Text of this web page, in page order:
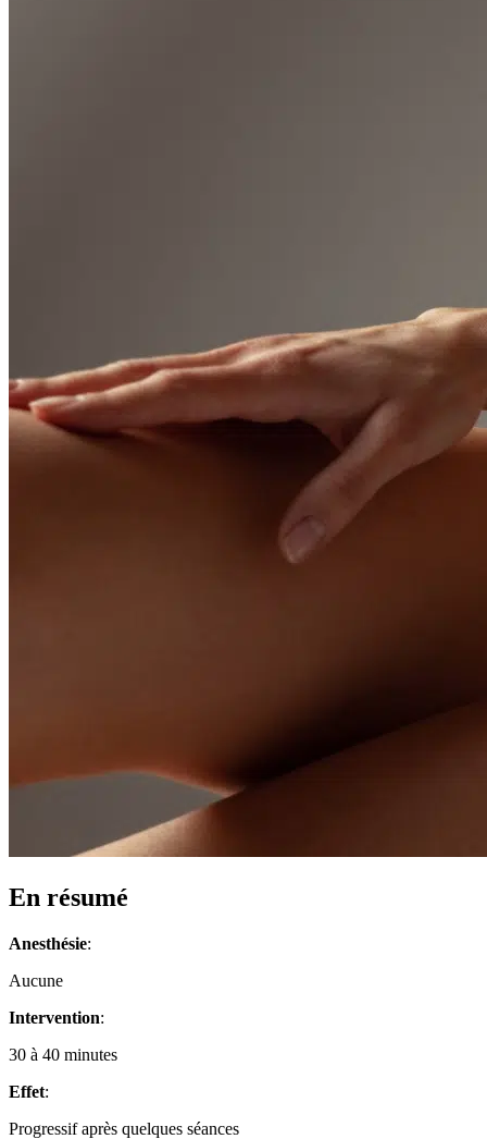
En résumé
Anesthésie:
Aucune
Intervention:
30 à 40 minutes
Effet:
Progressif après quelques séances